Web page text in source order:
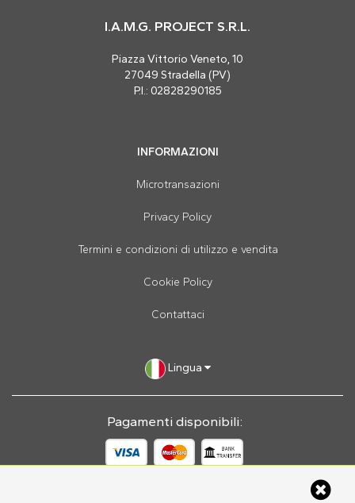
I.A.M.G. PROJECT S.R.L.
Piazza Vittorio Veneto, 10
27049 Stradella (PV)
P.I.: 02828290185
INFORMAZIONI
Microtransazioni
Privacy Policy
Termini e condizioni di utilizzo e vendita
Cookie Policy
Contattaci
Lingua
Pagamenti disponibili: